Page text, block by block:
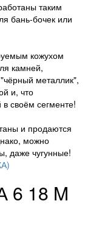
таким
бань-бочек или
кожухом
камней,
металлик",
и, что
своём сегменте!
и продаются
можно
даже чугунные!
6 18 M